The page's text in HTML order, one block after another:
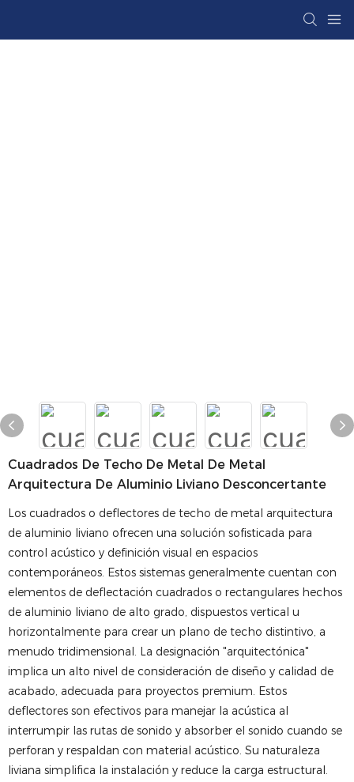
Cuadrados De Techo De Metal De Metal
Arquitectura De Aluminio Liviano Desconcertante
Los cuadrados o deflectores de techo de metal arquitectura
de aluminio liviano ofrecen una solución sofisticada para
control acústico y definición visual en espacios
contemporáneos. Estos sistemas generalmente cuentan con
elementos de deflectación cuadrados o rectangulares hechos
de aluminio liviano de alto grado, dispuestos vertical u
horizontalmente para crear un plano de techo distintivo, a
menudo tridimensional. La designación "arquitectónica"
implica un alto nivel de consideración de diseño y calidad de
acabado, adecuada para proyectos premium. Estos
deflectores son efectivos para manejar la acústica al
interrumpir las rutas de sonido y absorber el sonido cuando se
perforan y respaldan con material acústico. Su naturaleza
liviana simplifica la instalación y reduce la carga estructural.